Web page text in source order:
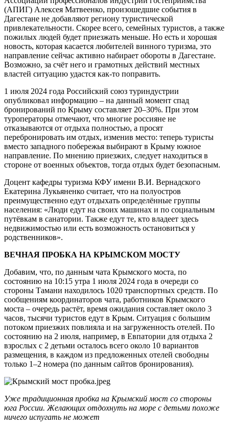
(АПИГ) Алексея Матвеенко, произошедшие события в
Дагестане не добавляют региону туристической
привлекательности. Скорее всего, семейных туристов, а также
пожилых людей будет приезжать меньше. Но есть и хорошая
новость, которая касается любителей винного туризма, это
направление сейчас активно набирает обороты в Дагестане.
Возможно, за счёт него и грамотных действий местных
властей ситуацию удастся как-то поправить.
1 июля 2024 года Российский союз туриндустрии
опубликовал информацию – на данный момент спад
бронирований по Крыму составляет 20–30%. При этом
туроператоры отмечают, что многие россияне не
отказываются от отдыха полностью, а просят
перебронировать им отдых, изменив место: теперь туристы
вместо западного побережья выбирают в Крыму южное
направление. По мнению приезжих, следует находиться в
стороне от военных объектов, тогда отдых будет безопасным.
Доцент кафедры туризма КФУ имени В.И. Вернадского
Екатерина Лукьяненко считает, что на полуостров
преимущественно едут отдыхать определённые группы
населения: «Люди едут на своих машинах и по социальным
путёвкам в санатории. Также едут те, кто владеет здесь
недвижимостью или есть возможность остановиться у
родственников».
ВЕЧНАЯ ПРОБКА НА КРЫМСКОМ МОСТУ
Добавим, что, по данным чата Крымского моста, по
состоянию на 10:15 утра 1 июля 2024 года в очереди со
стороны Тамани находилось 1020 транспортных средств. По
сообщениям координаторов чата, работников Крымского
моста – очередь растёт, время ожидания составляет около 3
часов, тысячи туристов едут в Крым. Ситуация с большим
потоком приезжих повлияла и на загруженность отелей. По
состоянию на 2 июля, например, в Евпатории для отдыха 2
взрослых с 2 детьми осталось всего около 10 вариантов
размещения, в каждом из предложенных отелей свободны
только 1–2 номера (по данным сайтов бронирования).
Уже традиционная пробка на Крымский мост со стороны
юга России. Желающих отдохнуть на море с детьми похоже
ничего испугать не может